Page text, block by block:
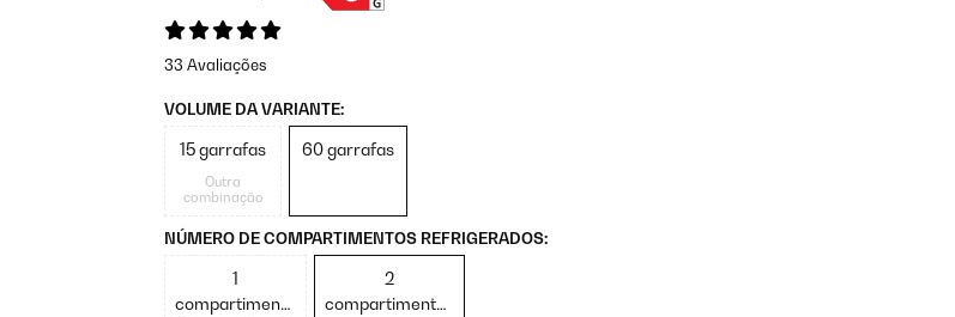
33 Avaliações
VOLUME DA VARIANTE:
15 garrafas
Outra
combinação
60 garrafas
NÚMERO DE COMPARTIMENTOS REFRIGERADOS:
1
compartimento
2
compartimentos